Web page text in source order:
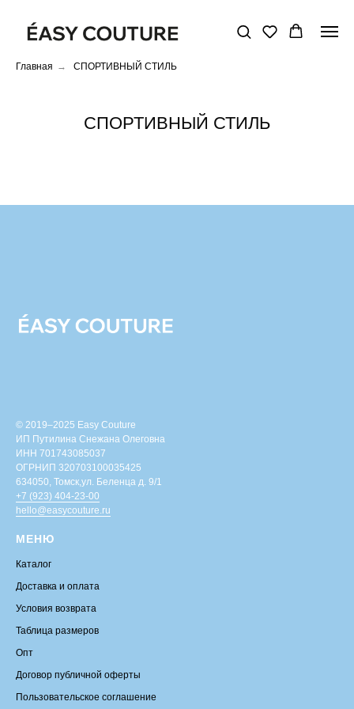
Главная → СПОРТИВНЫЙ СТИЛЬ
СПОРТИВНЫЙ СТИЛЬ
© 2019–2025 Easy Couture
ИП Путилина Снежана Олеговна
ИНН 701743085037
ОГРНИП 320703100035425
634050, Томск,ул. Беленца д. 9/1
+7 (923) 404-23-00
hello@easycouture.ru
МЕНЮ
Каталог
Доставка и оплата
Условия возврата
Таблица размеров
Опт
Договор публичной оферты
Пользовательское соглашение